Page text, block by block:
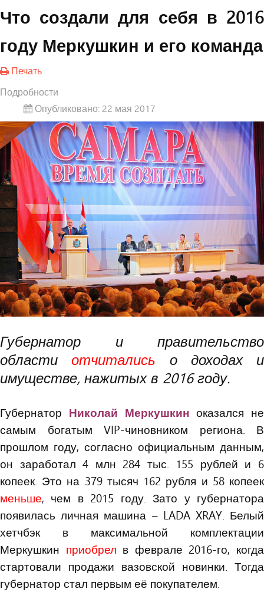
Что создали для себя в 2016
году Меркушкин и его команда
Печать
Подробности
Опубликовано: 22 мая 2017
Губернатор и правительство
областиотчитались о доходах и
имуществе, нажитых в 2016 году.
Губернатор Николай Меркушкин оказался не
самым богатым VIP-чиновником региона. В
прошлом году, согласно официальным данным,
он заработал 4 млн 284 тыс. 155 рублей и 6
копеек. Это на 379 тысяч 162 рубля и 58 копеек
меньше, чем в 2015 году. Зато у губернатора
появилась личная машина – LADA XRAY. Белый
хетчбэк в максимальной комплектации
Меркушкин приобрел в феврале 2016-го, когда
стартовали продажи вазовской новинки. Тогда
губернатор стал первым её покупателем.